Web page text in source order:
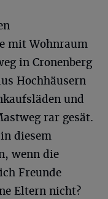
mit Wohnraum
in Cronenberg
Hochhäusern
und
rar gesät.
diesem
wenn die
Freunde
Eltern nicht?